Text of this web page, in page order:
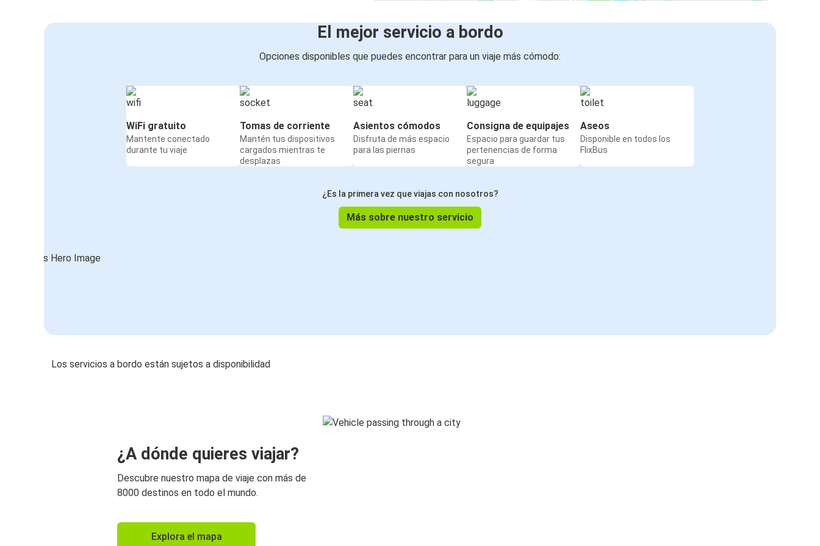
El mejor servicio a bordo
Opciones disponibles que puedes encontrar para un viaje más cómodo:
WiFi gratuito
Mantente conectado
durante tu viaje
Tomas de corriente
Mantén tus dispositivos
cargados mientras te
desplazas
Asientos cómodos
Disfruta de más espacio
para las piernas
Consigna de equipajes
Espacio para guardar tus
pertenencias de forma
segura
Aseos
Disponible en todos los
FlixBus
¿Es la primera vez que viajas con nosotros?
Más sobre nuestro servicio
Los servicios a bordo están sujetos a disponibilidad
¿A dónde quieres viajar?
Descubre nuestro mapa de viaje con más de
8000 destinos en todo el mundo.
Explora el mapa